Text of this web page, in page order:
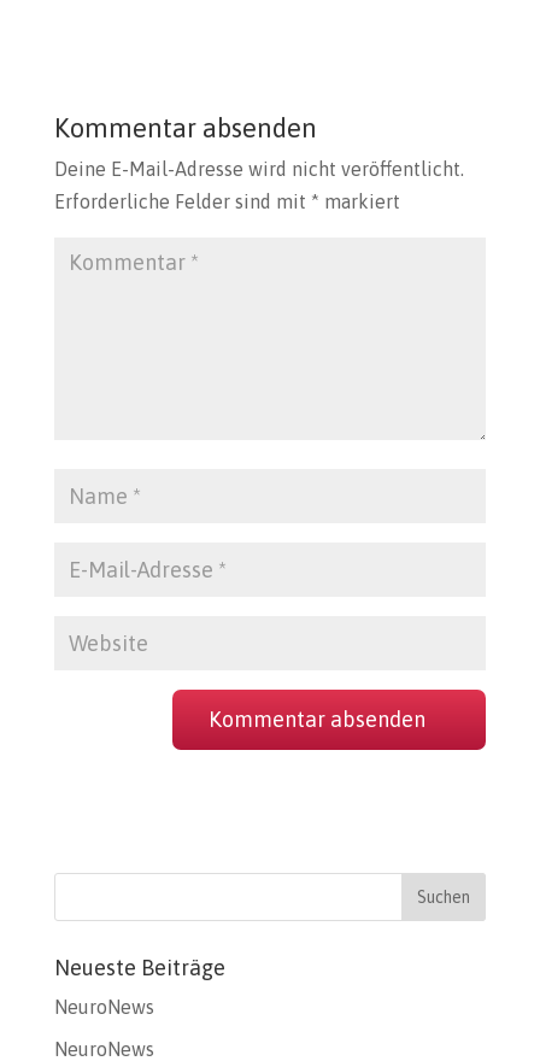
Kommentar absenden
Deine E-Mail-Adresse wird nicht veröffentlicht.
Erforderliche Felder sind mit * markiert
Neueste Beiträge
NeuroNews
NeuroNews